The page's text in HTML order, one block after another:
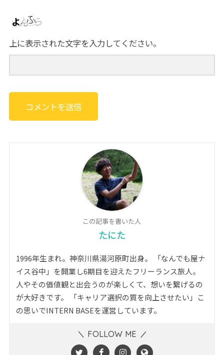
上に表示された文字を入力してください。
この記事を書いた人
たにた
1996年生まれ。神奈川県湯河原町出身。 「なんでも屋ナ
イス谷中」を開業し6期目を迎えたフリーランス旅人。
人やその価値観と出会うのが楽しくて、想いを繋げるの
が大好きです。 「キャリア選択の質を向上させたい」こ
の思いでINTERN BASEを運営しています。
FOLLOW ME